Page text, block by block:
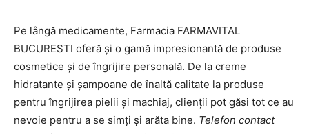
Pe lângă medicamente, Farmacia FARMAVITAL
BUCURESTI oferă și o gamă impresionantă de produse
cosmetice și de îngrijire personală. De la creme
hidratante și șampoane de înaltă calitate la produse
pentru îngrijirea pielii și machiaj, clienții pot găsi tot ce au
nevoie pentru a se simți și arăta bine. Telefon contact